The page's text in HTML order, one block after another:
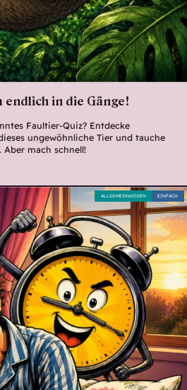
endlich in die Gänge!
Faultier-Quiz? Entdecke
ungewöhnliche Tier und tauche
Aber mach schnell!
EINFACH
ALLGEMEINWISSEN